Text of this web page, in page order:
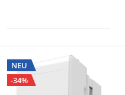
NEU
-34%